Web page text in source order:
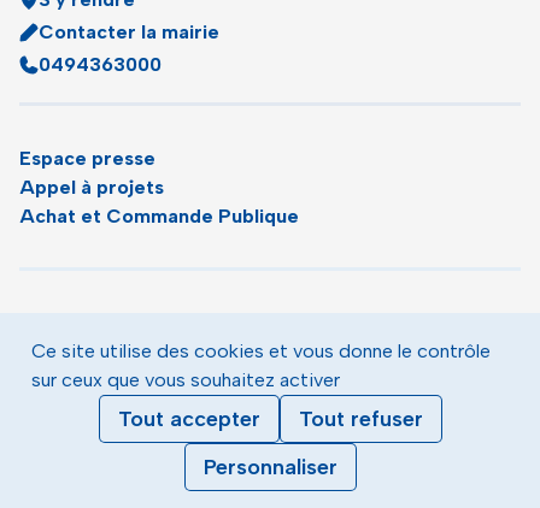
Contacter la mairie
0494363000
Espace presse
Appel à projets
Achat et Commande Publique
Agenda
Le magazine municipal de Toulon
Mentions légales
Données personnelles
Gestion des cookies
Accessibilité : partiellement conforme
Ce site utilise des cookies et vous donne le contrôle
sur ceux que vous souhaitez activer
Tout accepter
Tout refuser
Personnaliser